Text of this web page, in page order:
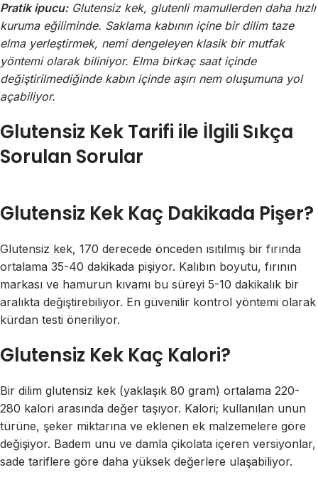
Pratik ipucu:Glutensiz kek, glutenli mamullerden daha hızlı
kuruma eğiliminde. Saklama kabının içine bir dilim taze
elma yerleştirmek, nemi dengeleyen klasik bir mutfak
yöntemi olarak biliniyor. Elma birkaç saat içinde
değiştirilmediğinde kabın içinde aşırı nem oluşumuna yol
açabiliyor.
Glutensiz Kek Tarifi ile İlgili Sıkça
Sorulan Sorular
Glutensiz Kek Kaç Dakikada Pişer?
Glutensiz kek, 170 derecede önceden ısıtılmış bir fırında
ortalama 35-40 dakikada pişiyor. Kalıbın boyutu, fırının
markası ve hamurun kıvamı bu süreyi 5-10 dakikalık bir
aralıkta değiştirebiliyor. En güvenilir kontrol yöntemi olarak
kürdan testi öneriliyor.
Glutensiz Kek Kaç Kalori?
Bir dilim glutensiz kek (yaklaşık 80 gram) ortalama 220-
280 kalori arasında değer taşıyor. Kalori; kullanılan unun
türüne, şeker miktarına ve eklenen ek malzemelere göre
değişiyor. Badem unu ve damla çikolata içeren versiyonlar,
sade tariflere göre daha yüksek değerlere ulaşabiliyor.